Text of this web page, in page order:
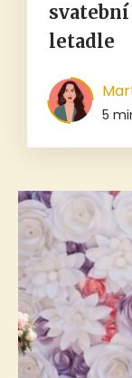
letadle
5